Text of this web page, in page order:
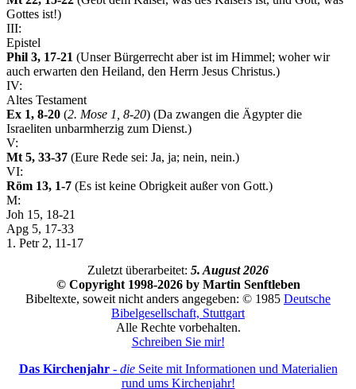
Gottes ist!)
III:
Epistel
Phil 3, 17-21 (Unser Bürgerrecht aber ist im Himmel; woher wir
auch erwarten den Heiland, den Herrn Jesus Christus.)
IV:
Altes Testament
Ex 1, 8-20 (2. Mose 1, 8-20) (Da zwangen die Ägypter die
Israeliten unbarmherzig zum Dienst.)
V:
Mt 5, 33-37 (Eure Rede sei: Ja, ja; nein, nein.)
VI:
Röm 13, 1-7 (Es ist keine Obrigkeit außer von Gott.)
M:
Joh 15, 18-21
Apg 5, 17-33
1. Petr 2, 11-17
Zuletzt überarbeitet: 5. August 2026
© Copyright 1998-2026 by Martin Senftleben
Bibeltexte, soweit nicht anders angegeben: © 1985 Deutsche
Bibelgesellschaft, Stuttgart
Alle Rechte vorbehalten.
Schreiben Sie mir!
Das Kirchenjahr- dieSeite mit Informationen und Materialien
rund ums Kirchenjahr!